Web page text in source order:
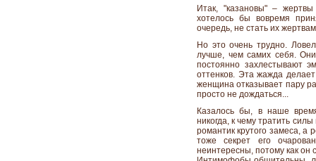
Итак, "казановы" – жертвы
хотелось бы вовремя
очередь, не стать их
Но это очень трудно.
лучше, чем самих себя.
постоянно захлестывают
оттенков. Эта жажда
женщина отказывает пару
просто не дождаться...
Казалось бы, в наше
никогда, к чему тратить
романтик крутого замеса,
тоже секрет его
неинтересны, потому как он